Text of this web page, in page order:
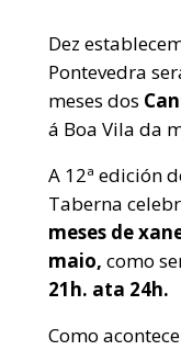
Dez
Pontevedra
meses dos
á Boa Vila da
A 12ª edición
Taberna
meses de
maio, como
21h. ata 24h.
Como